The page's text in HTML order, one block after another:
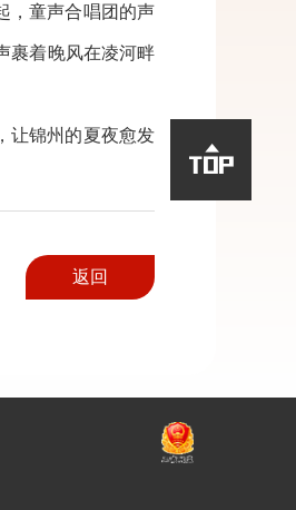

，童声合唱团的声
裹着晚风在凌河畔
让锦州的夏夜愈发
返回